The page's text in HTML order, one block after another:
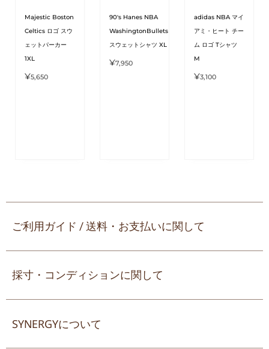
Majestic Boston
Celtics ロゴ スウ
ェットパーカー
1XL
¥5,650
90's Hanes NBA
WashingtonBullets
スウェットシャツ XL
¥7,950
adidas NBA マイ
アミ・ヒート チー
ム ロゴ Tシャツ
M
¥3,100
ご利用ガイド / 送料・お支払いに関して
採寸・コンディションに関して
SYNERGYについて